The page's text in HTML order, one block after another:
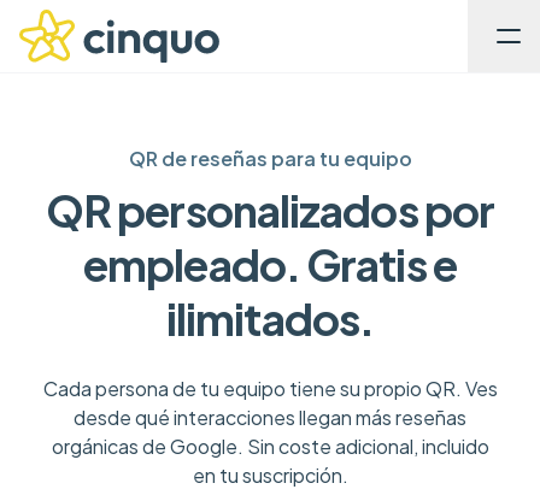
QR de reseñas para tu equipo
QR personalizados por
empleado. Gratis e
ilimitados.
Cada persona de tu equipo tiene su propio QR. Ves
desde qué interacciones llegan más reseñas
orgánicas de Google. Sin coste adicional, incluido
en tu suscripción.